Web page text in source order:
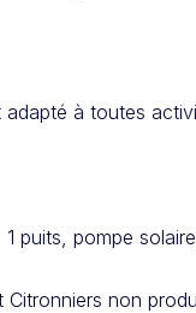
adapté à toutes
1 puits, pompe
Citronniers non